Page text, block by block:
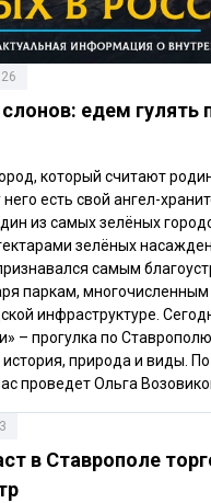
едем гулять
который считают
есть свой ангел-
из самых зелёных
зелёных
самым
паркам,
инфраструктуре.
– прогулка по
история, природа и виды.
проведет Ольга
в Ставрополе